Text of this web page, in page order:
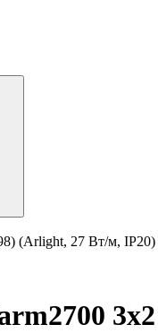
(Arlight, 27 Вт/м, IP20)